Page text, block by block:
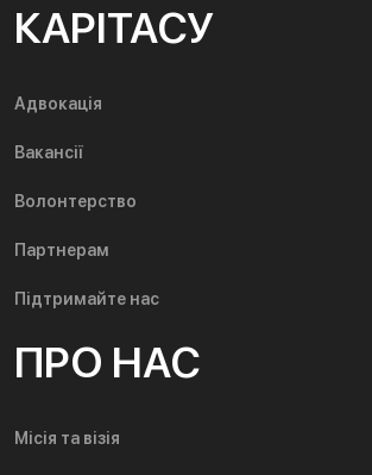
КАРІТАСУ
Адвокація
Вакансії
Волонтерство
Партнерам
Підтримайте нас
ПРО НАС
Місія та візія